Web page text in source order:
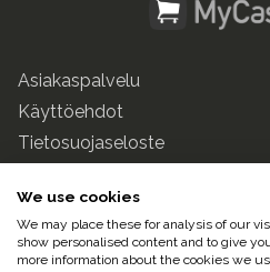
Asiakaspalvelu
Käyttöehdot
Tietosuojaseloste
© 2025 Pulse247 Oy.
We use cookies
We may place these for analysis of our
show personalised content and to give
more information about the cookies we